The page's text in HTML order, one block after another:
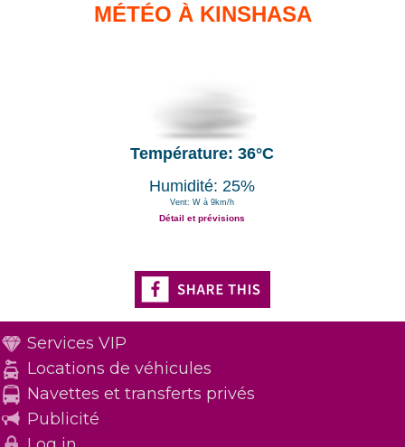
MÉTÉO À KINSHASA
Température: 36°C
Humidité: 25%
Vent: W à 9km/h
Détail et prévisions
Services VIP
Locations de véhicules
Navettes et transferts privés
Publicité